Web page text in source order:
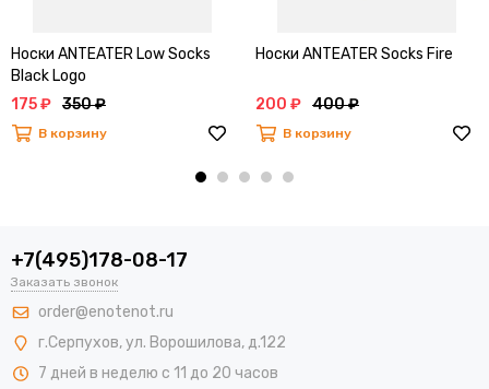
Носки ANTEATER Low Socks
Black Logo
175 ₽ 350 ₽
В корзину
Носки ANTEATER Socks Fire
200 ₽ 400 ₽
В корзину
+7(495)178-08-17
Заказать звонок
order@enotenot.ru
г.Серпухов, ул. Ворошилова, д.122
7 дней в неделю с 11 до 20 часов